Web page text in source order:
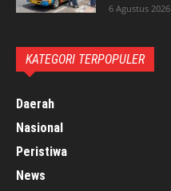
6 Agustus 2026
KATEGORI TERPOPULER
Daerah
Nasional
Peristiwa
News